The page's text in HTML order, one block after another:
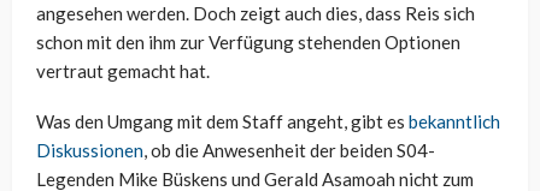
angesehen werden. Doch zeigt auch dies, dass Reis sich
schon mit den ihm zur Verfügung stehenden Optionen
vertraut gemacht hat.
Was den Umgang mit dem Staff angeht, gibt es bekanntlich
Diskussionen , ob die Anwesenheit der beiden S04-
Legenden Mike Büskens und Gerald Asamoah nicht zum